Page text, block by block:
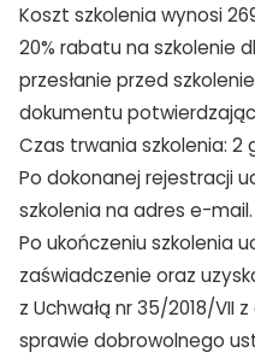
Koszt szkolenia wynosi
20% rabatu na szkolenie
przesłanie przed
dokumentu
Czas trwania szkolenia: 2
Po dokonanej rejestracji
szkolenia na adres e-mail.
Po ukończeniu szkolenia
zaświadczenie oraz
z Uchwałą nr 35/2018/VII
sprawie dobrowolnego